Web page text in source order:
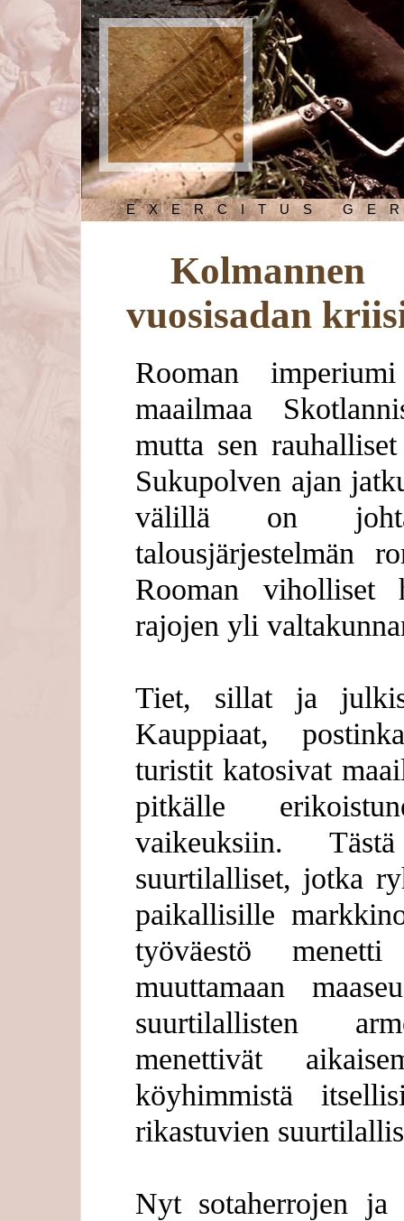
EXERCITUS
Kolmannen
vuosisadan
Rooman
maailmaa
mutta sen
Sukupolven ajan
välillä on
talousjärjestelmän
Rooman viholliset
rajojen yli
Tiet, sillat ja
Kauppiaat,
turistit katosivat
pitkälle
vaikeuksiin.
suurtilalliset, jotka
paikallisille
työväestö
muuttamaan
suurtilallisten
menettivät
köyhimmistä
rikastuvien
Nyt sotaherrojen ja